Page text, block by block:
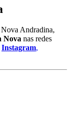
Andradina,
Nova nas redes
Instagram,